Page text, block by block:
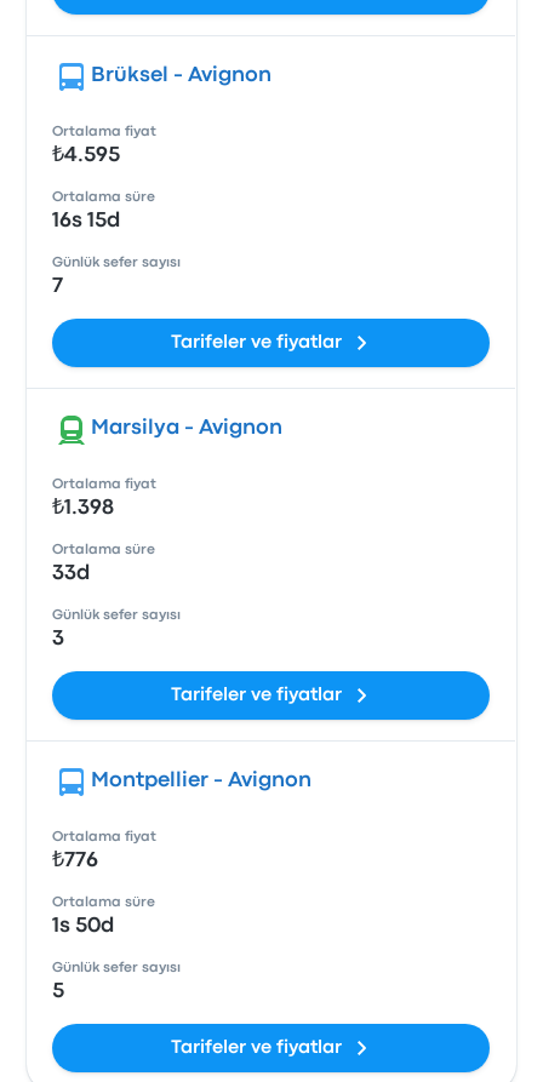
Brüksel - Avignon
Ortalama fiyat
₺4.595
Ortalama süre
16s 15d
Günlük sefer sayısı
7
Tarifeler ve fiyatlar
Marsilya - Avignon
Ortalama fiyat
₺1.398
Ortalama süre
33d
Günlük sefer sayısı
3
Tarifeler ve fiyatlar
Montpellier - Avignon
Ortalama fiyat
₺776
Ortalama süre
1s 50d
Günlük sefer sayısı
5
Tarifeler ve fiyatlar